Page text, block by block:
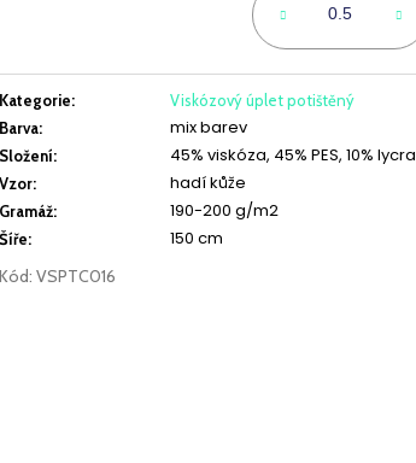
Kategorie:
Viskózový úplet potištěný
Barva: mix barev
Složení: 45% viskóza, 45% PES, 10% lycra
Vzor: hadí kůže
Gramáž: 190-200 g/m2
Šíře: 150 cm
Kód: VSPTC016
279 Kč